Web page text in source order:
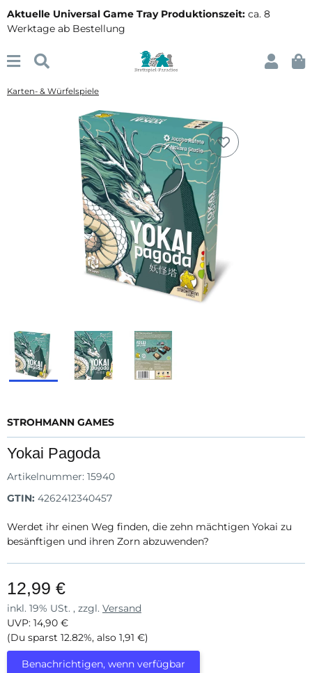
Aktuelle Universal Game Tray Produktionszeit: ca. 8
Werktage ab Bestellung
Karten- & Würfelspiele
STROHMANN GAMES
Yokai Pagoda
Artikelnummer: 15940
GTIN: 4262412340457
Werdet ihr einen Weg finden, die zehn mächtigen Yokai zu
besänftigen und ihren Zorn abzuwenden?
12,99 €
inkl. 19% USt. , zzgl. Versand
UVP: 14,90 €
(Du sparst 12.82%, also 1,91 €)
Benachrichtigen, wenn verfügbar